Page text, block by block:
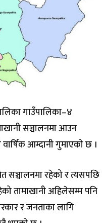
गाउँपालिका–४
सञ्चालनमा आउन
आम्दानी गुमाएको छ ।
सञ्चालनमा रहेको र त्यसपछि
तामाखानी अहिलेसम्म पनि
र जनताका लागि